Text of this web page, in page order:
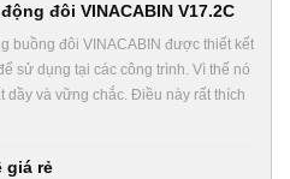
đôi VINACABIN V17.2C
buồng đôi VINACABIN được thiết kết
sử dụng tại các công trình. Vì thế nó
dầy và vững chắc. Điều này rất thích
giá rẻ